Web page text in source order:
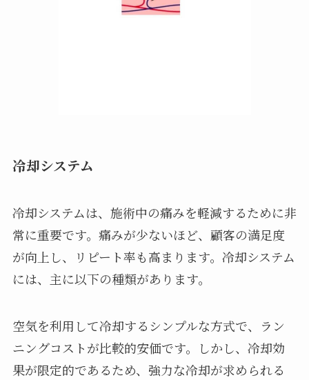
冷却システム
冷却システムは、施術中の痛みを軽減するために非
常に重要です。痛みが少ないほど、顧客の満足度
が向上し、リピート率も高まります。冷却システム
には、主に以下の種類があります。
空気を利用して冷却するシンプルな方式で、ラン
ニングコストが比較的安価です。しかし、冷却効
果が限定的であるため、強力な冷却が求められる